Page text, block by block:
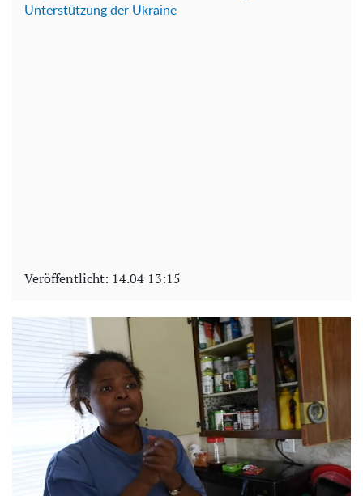
Unterstützung der Ukraine
Veröffentlicht: 14.04 13:15